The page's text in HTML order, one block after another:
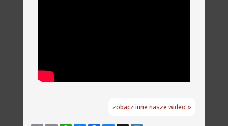
zobacz inne nasze wideo »